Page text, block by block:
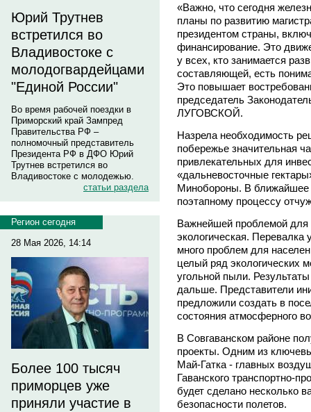
Юрий Трутнев
встретился во
Владивостоке с
молодогвардейцами
"Единой России"
Во время рабочей поездки в
Приморский край Зампред
Правительства РФ –
полномочный представитель
Президента РФ в ДФО Юрий
Трутнев встретился во
Владивостоке с молодежью.
статьи раздела
Регион сегодня
28 Мая 2026, 14:14
Более 100 тысяч
приморцев уже
приняли участие в
«Важно, что сегодня
планы по развитию
президентом страны,
финансирование. Это
у всех, кто занимается
составляющей, есть
Это повышает
председатель
ЛУГОВСКОЙ.
Назрела необходимость
побережье значительная
привлекательных для
«дальневосточные
Минобороны. В ближайшее
поэтапному процессу
Важнейшей проблемой для
экологическая.
много проблем для
целый ряд экологических
угольной пыли.
дальше. Представители
предложили создать в
состояния атмосферного
В Совгаванском районе
проекты. Одним из
Май-Гатка - главных
Гаванского транспортно-
будет сделано несколько
безопасности полетов.